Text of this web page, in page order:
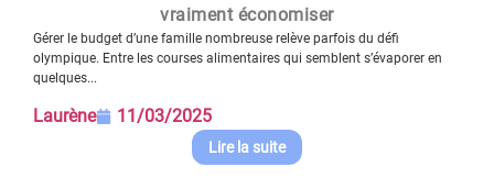
vraiment économiser
Gérer le budget d’une famille nombreuse relève parfois du défi
olympique. Entre les courses alimentaires qui semblent s’évaporer en
quelques...
Laurène 11/03/2025
Lire la suite